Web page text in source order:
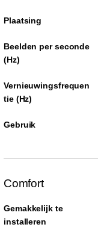
Plaatsing
Beelden per seconde
(Hz)
Vernieuwingsfrequen
tie (Hz)
Gebruik
Comfort
Gemakkelijk te
installeren